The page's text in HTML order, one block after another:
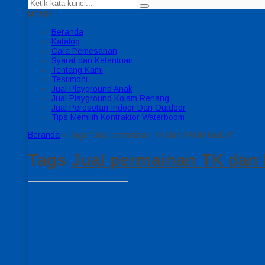
MENU
Beranda
Katalog
Cara Pemesanan
Syarat dan Ketentuan
Tentang Kami
Testimoni
Jual Playground Anak
Jual Playground Kolam Renang
Jual Perosotan Indoor Dan Outdoor
Tips Memilih Kontraktor Waterboom
Beranda » Tags "Jual permainan TK dan PAUD kudus"
Tags Jual permainan TK dan